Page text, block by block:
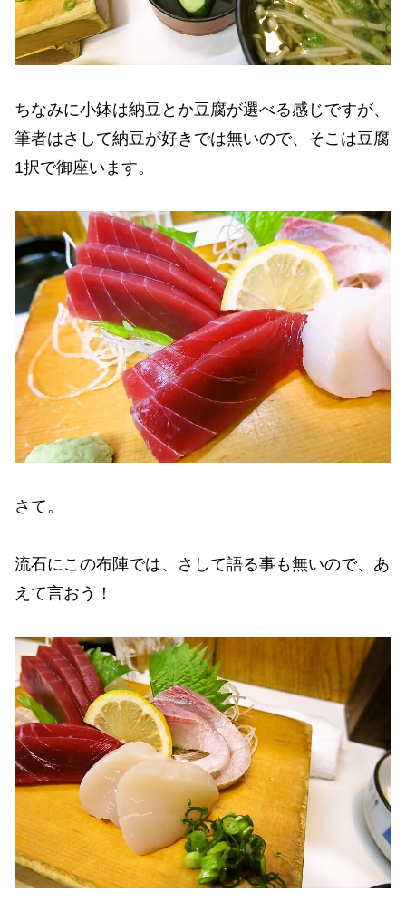
ちなみに小鉢は納豆とか豆腐が選べる感じですが、
筆者はさして納豆が好きでは無いので、そこは豆腐
1択で御座います。
さて。
流石にこの布陣では、さして語る事も無いので、あ
えて言おう！